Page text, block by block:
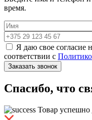
время.
Я даю свое согласие
соответствии с
Заказать звонок
Спасибо, что
Товар успешно